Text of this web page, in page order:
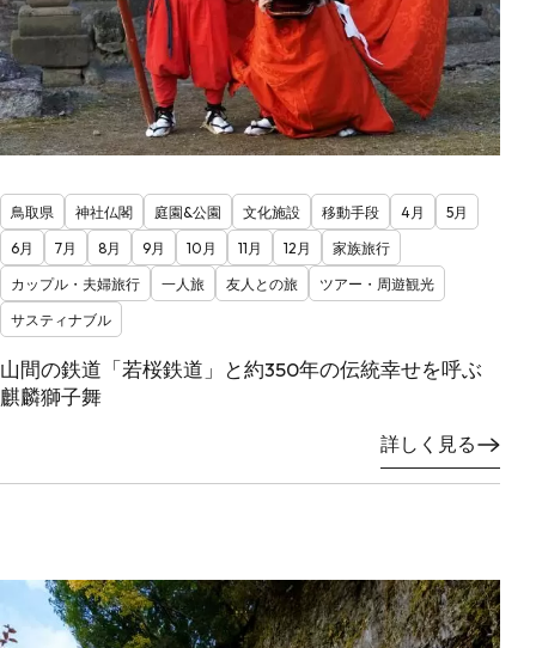
鳥取県 神社仏閣 庭園&公園 文化施設 移動手段 4月
5月
6月
7月 8月 9月 10月 11月 12月
家族旅行
カップル・夫婦旅行
一人旅 友人との旅
ツアー・周遊観光
サスティナブル
山間の鉄道「若桜鉄道」と約350年の伝統幸せを呼ぶ
麒麟獅子舞
詳しく見る